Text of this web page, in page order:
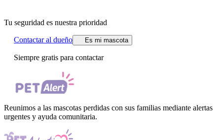
Tu seguridad es nuestra prioridad
Contactar al dueño Es mi mascota
Siempre gratis para contactar
Reunimos a las mascotas perdidas con sus familias mediante alertas
urgentes y ayuda comunitaria.